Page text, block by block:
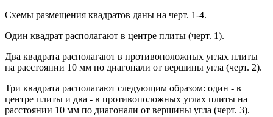
Схемы размещения квадратов даны на черт. 1-4.
Один квадрат располагают в центре плиты (черт. 1).
Два квадрата располагают в противоположных углах плиты
на расстоянии 10 мм по диагонали от вершины угла (черт. 2).
Три квадрата располагают следующим образом: один - в
центре плиты и два - в противоположных углах плиты на
расстоянии 10 мм по диагонали от вершины угла (черт. 3).